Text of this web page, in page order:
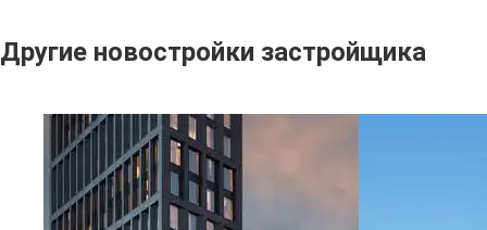
Другие новостройки застройщика